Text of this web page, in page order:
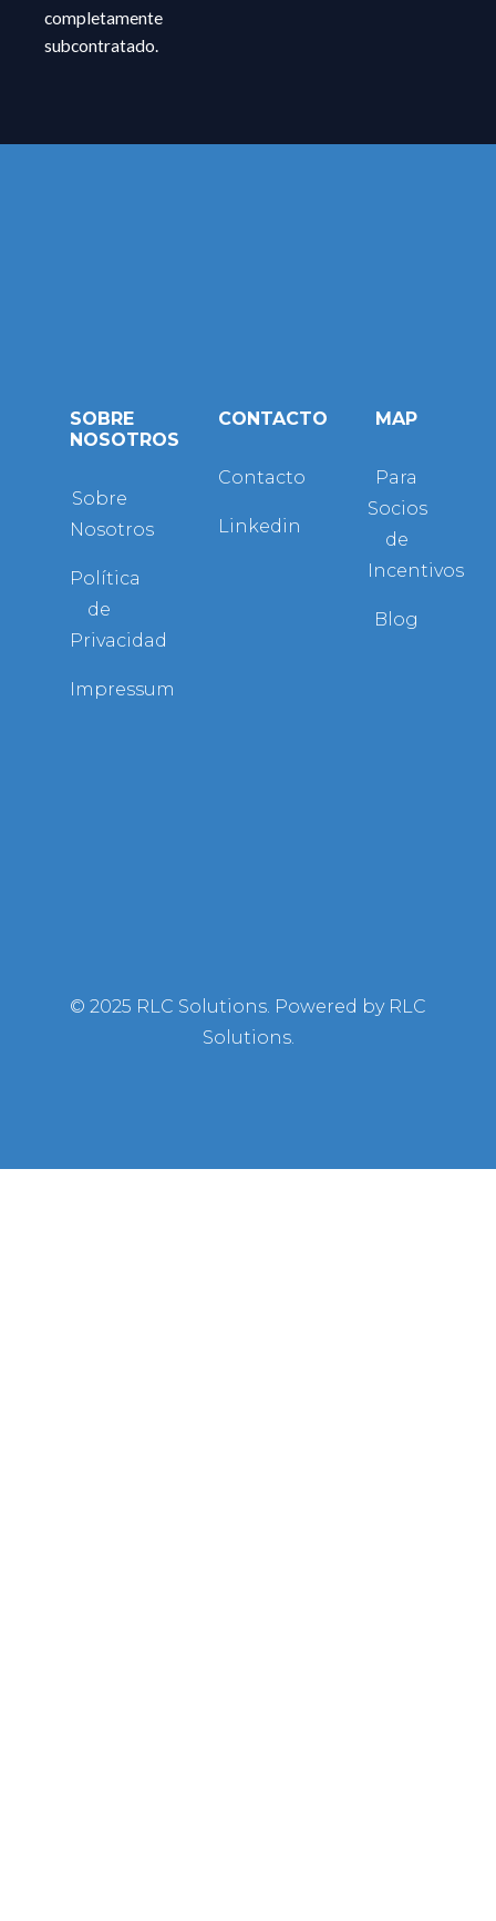
completamente
subcontratado.
SOBRE
NOSOTROS
Sobre
Nosotros
Política
de
Privacidad
Impressum
CONTACTO
Contacto
Linkedin
MAP
Para
Socios
de
Incentivos
Blog
© 2025 RLC Solutions. Powered by RLC
Solutions.